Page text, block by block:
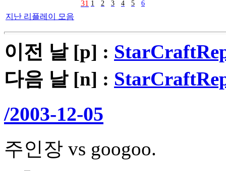
31 1 2 3 4 5 6
지난 리플레이 모음
이전 날 [p] :
다음 날 [n] :
/2003-12-05
주인장 vs googoo.